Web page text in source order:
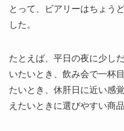
とって、ビアリーはちょう
した。
たとえば、平日の夜に少し
いたいとき、飲み会で一杯
たいとき、休肝日に近い感
えたいときに選びやすい商